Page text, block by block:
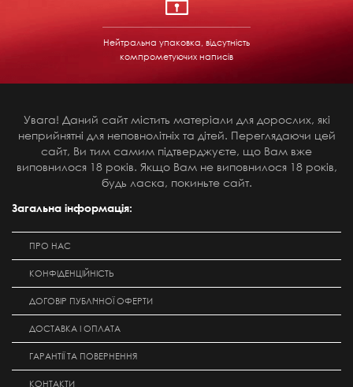
Нейтральна упаковка, відсутність
компрометуючих написів
Увага! Даний сайт містить матеріали для дорослих, які
неприйнятні для неповнолітніх та дітей. Переглядаючи цей
сайт, Ви тим самим підтверджуєте, що Вам вже
виповнилося 18 років. Якщо Вам не виповнилося 18 років,
будь ласка, покиньте сайт.
Загальна інформація:
ПРО НАС
КОНФІДЕНЦІЙНІСТЬ
ДОГОВІР ПУБЛІЧНОЇ ОФЕРТИ
ДОСТАВКА І ОПЛАТА
ГАРАНТІЇ ТА ПОВЕРНЕННЯ
КОНТАКТИ